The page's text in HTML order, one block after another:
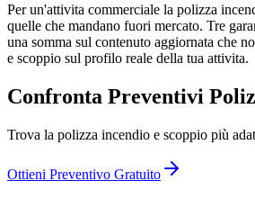
Per un'attivita commerciale la polizza
quelle che mandano fuori mercato. Tre
una somma sul contenuto aggiornata che
e scoppio sul profilo reale della tua attivita.
Confronta Preventivi
Trova la polizza incendio e scoppio più
Ottieni Preventivo Gratuito